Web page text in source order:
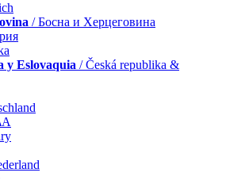
/ Босна и Херцеговина
y Eslovaquia / Česká republika &